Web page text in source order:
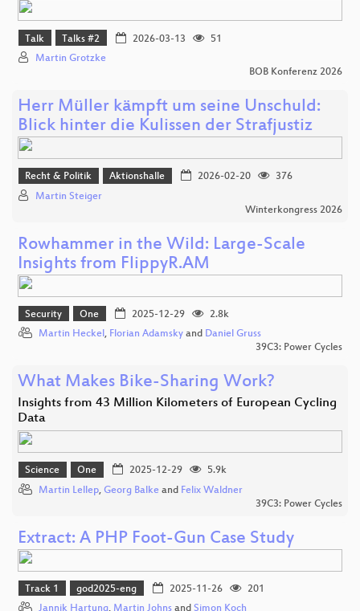
Talk Talks #2 2026-03-13
51
Martin Grotzke
BOB Konferenz 2026
Herr Müller kämpft um seine Unschuld:
Blick hinter die Kulissen der Strafjustiz
Recht & Politik Aktionshalle 2026-02-20
376
Martin Steiger
Winterkongress 2026
Rowhammer in the Wild: Large-Scale
Insights from FlippyR.AM
Security One 2025-12-29
2.8k
Martin Heckel, Florian Adamsky and Daniel Gruss
39C3: Power Cycles
What Makes Bike-Sharing Work?
Insights from 43 Million Kilometers of European Cycling
Data
Science One 2025-12-29
5.9k
Martin Lellep, Georg Balke and Felix Waldner
39C3: Power Cycles
Extract: A PHP Foot-Gun Case Study
Track 1 god2025-eng 2025-11-26
201